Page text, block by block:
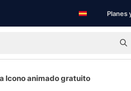
Planes
Icono animado gratuito